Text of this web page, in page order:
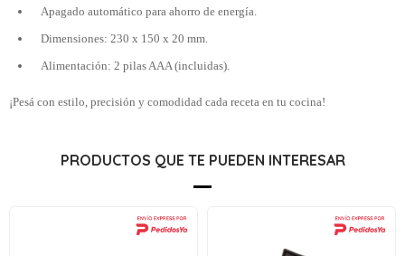
Apagado automático para ahorro de energía.
Dimensiones: 230 x 150 x 20 mm.
Alimentación: 2 pilas AAA (incluidas).
¡Pesá con estilo, precisión y comodidad cada receta en tu cocina!
PRODUCTOS QUE TE PUEDEN INTERESAR